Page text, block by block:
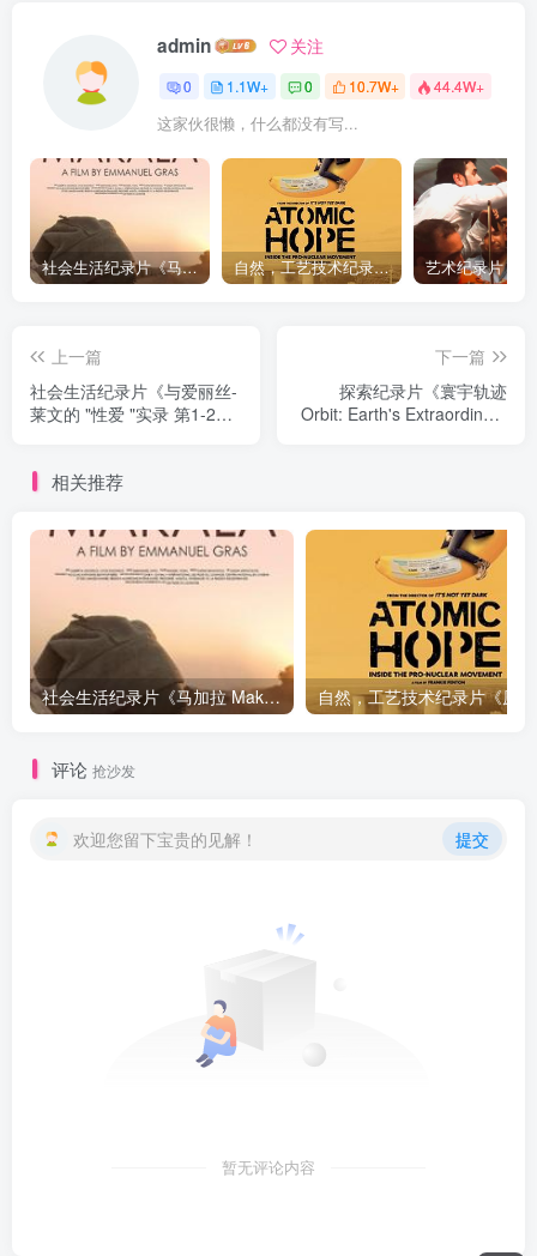
admin 关注
0 1.1W+ 0 10.7W+ 44.4W+
这家伙很懒，什么都没有写...
社会生活纪录片《马加拉 Makala》下载 自然，工艺技术纪录片《原子能的希望 Atomic Hope – Inside the Pro-Nuclear Movement》下载
上一篇
社会生活纪录片《与爱丽丝-
莱文的 "性爱 "实录 第1-2季
下一篇
探索纪录片《寰宇轨迹
Orbit: Earth's Extraordinary
相关推荐
社会生活纪录片《马加拉 Makala》下载
评论 抢沙发
欢迎您留下宝贵的见解！ 提交
暂无评论内容